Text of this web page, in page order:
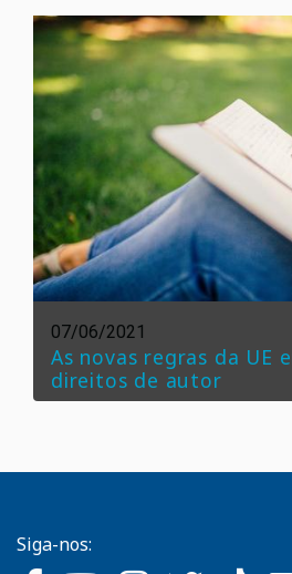
07/06/2021
As novas regras da UE
direitos de autor
Siga-nos: